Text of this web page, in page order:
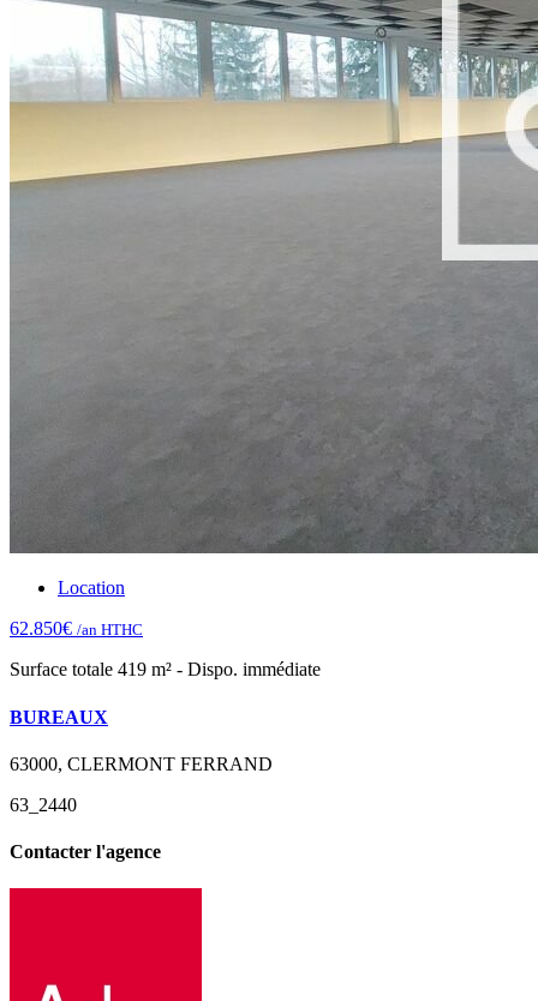
Location
62.850€ /an HTHC
Surface totale 419 m² - Dispo. immédiate
BUREAUX
63000, CLERMONT FERRAND
63_2440
Contacter l'agence